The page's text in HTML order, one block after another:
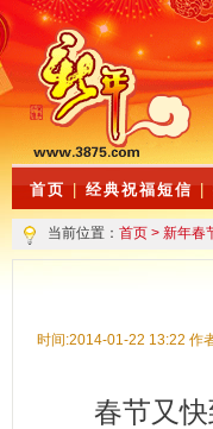
首页 | 经典祝福短信 |
当前位置： 首页 > 新年春
时间:2014-01-22 13:22 作
春节又快到